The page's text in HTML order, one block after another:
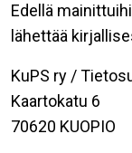
Edellä
lähettää
KuPS ry /
Kaartokatu 6
70620 KUOPIO